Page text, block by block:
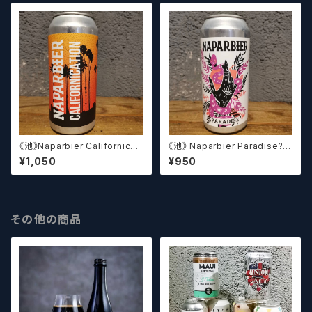
《池》Naparbier Californicati
on カリフォルニケーション
¥1,050
《池》 Naparbier Paradise?
パラダイス
¥950
その他の商品